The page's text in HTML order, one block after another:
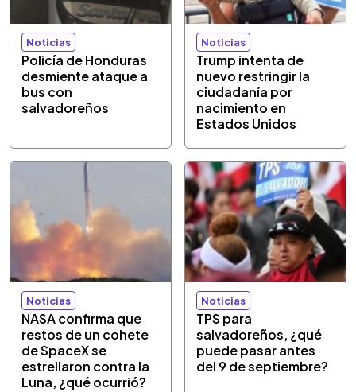
Noticias
Policía de Honduras
desmiente ataque a
bus con
salvadoreños
Noticias
Trump intenta de
nuevo restringir la
ciudadanía por
nacimiento en
Estados Unidos
Noticias
NASA confirma que
restos de un cohete
de SpaceX se
estrellaron contra la
Luna, ¿qué ocurrió?
Noticias
TPS para
salvadoreños, ¿qué
puede pasar antes
del 9 de septiembre?